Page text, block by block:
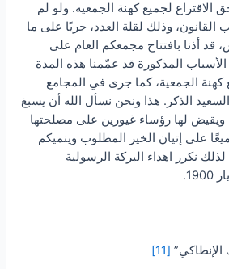
الاقتراع لجميع كهنة الجمعيه. ولو لم
وذلك لقلة العدد، جريًا على ما
أذنا بافتتاح مجمعكم العام على
المذكورة قد عمّمنا هذه المدة
الجمعية، كما جرى في المجامع
الذكر. هذا ونحن نسأل الله أن يسبغ
ويقيض لها رؤساء غيورين على مصلحتها
على إتيان الخير المطلوب وينميكم
نكرر اهداء البركة الرسولية
[11]